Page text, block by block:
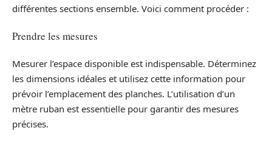
différentes sections ensemble. Voici comment procéder :
Prendre les mesures
Mesurer l’espace disponible est indispensable. Déterminez
les dimensions idéales et utilisez cette information pour
prévoir l’emplacement des planches. L’utilisation d’un
mètre ruban est essentielle pour garantir des mesures
précises.